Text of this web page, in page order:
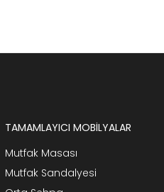
TAMAMLAYICI MOBİLYALAR
Mutfak Masası
Mutfak Sandalyesi